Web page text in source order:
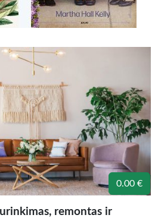
0.00 €
remontas ir